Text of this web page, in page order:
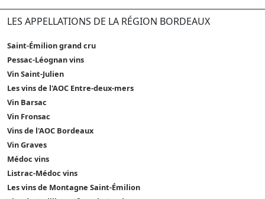
LES APPELLATIONS DE LA RÉGION BORDEAUX
Saint-Émilion grand cru
Pessac-Léognan vins
Vin Saint-Julien
Les vins de l'AOC Entre-deux-mers
Vin Barsac
Vin Fronsac
Vins de l'AOC Bordeaux
Vin Graves
Médoc vins
Listrac-Médoc vins
Les vins de Montagne Saint-Émilion